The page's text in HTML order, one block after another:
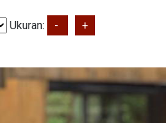
Ukuran: - +